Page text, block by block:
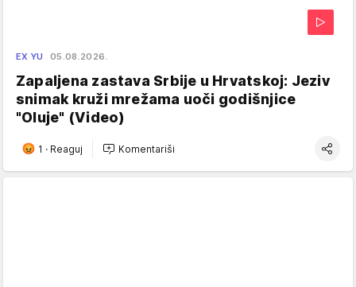
EX YU 05.08.2026.
Zapaljena zastava Srbije u Hrvatskoj: Jeziv
snimak kruži mrežama uoči godišnjice
"Oluje" (Video)
1 · Reaguj Komentariši